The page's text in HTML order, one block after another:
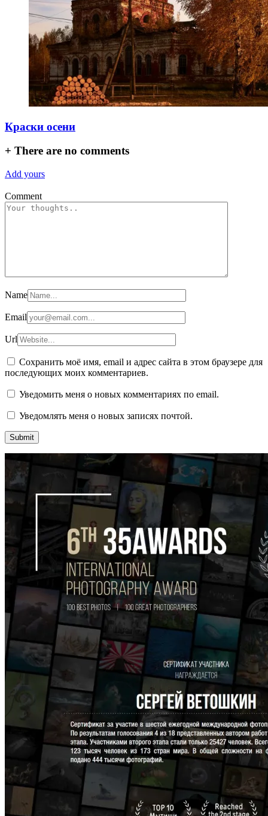
Краски осени
01.10.2024
+ There are no comments
Add yours
Comment
Name
Email
Url
Сохранить моё имя, email и адрес сайта в этом браузере для
последующих моих комментариев.
Уведомить меня о новых комментариях по email.
Уведомлять меня о новых записях почтой.
Alternative: